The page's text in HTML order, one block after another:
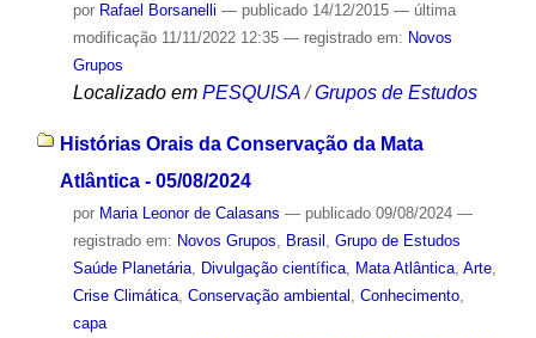
por Rafael Borsanelli — publicado14/12/2015 — última
modificação11/11/2022 12:35 — registrado em: Novos
Grupos
Localizado em PESQUISA /Grupos de Estudos
Histórias Orais da Conservação da Mata
Atlântica - 05/08/2024
por Maria Leonor de Calasans — publicado09/08/2024 —
registrado em: Novos Grupos Brasil
Grupo de Estudos
Saúde Planetária, Divulgação científica, Mata Atlântica, Arte,
Crise Climática, Conservação ambiental Conhecimento,
capa